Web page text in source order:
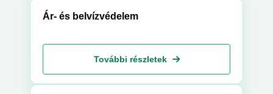
Ár- és belvízvédelem
További részletek